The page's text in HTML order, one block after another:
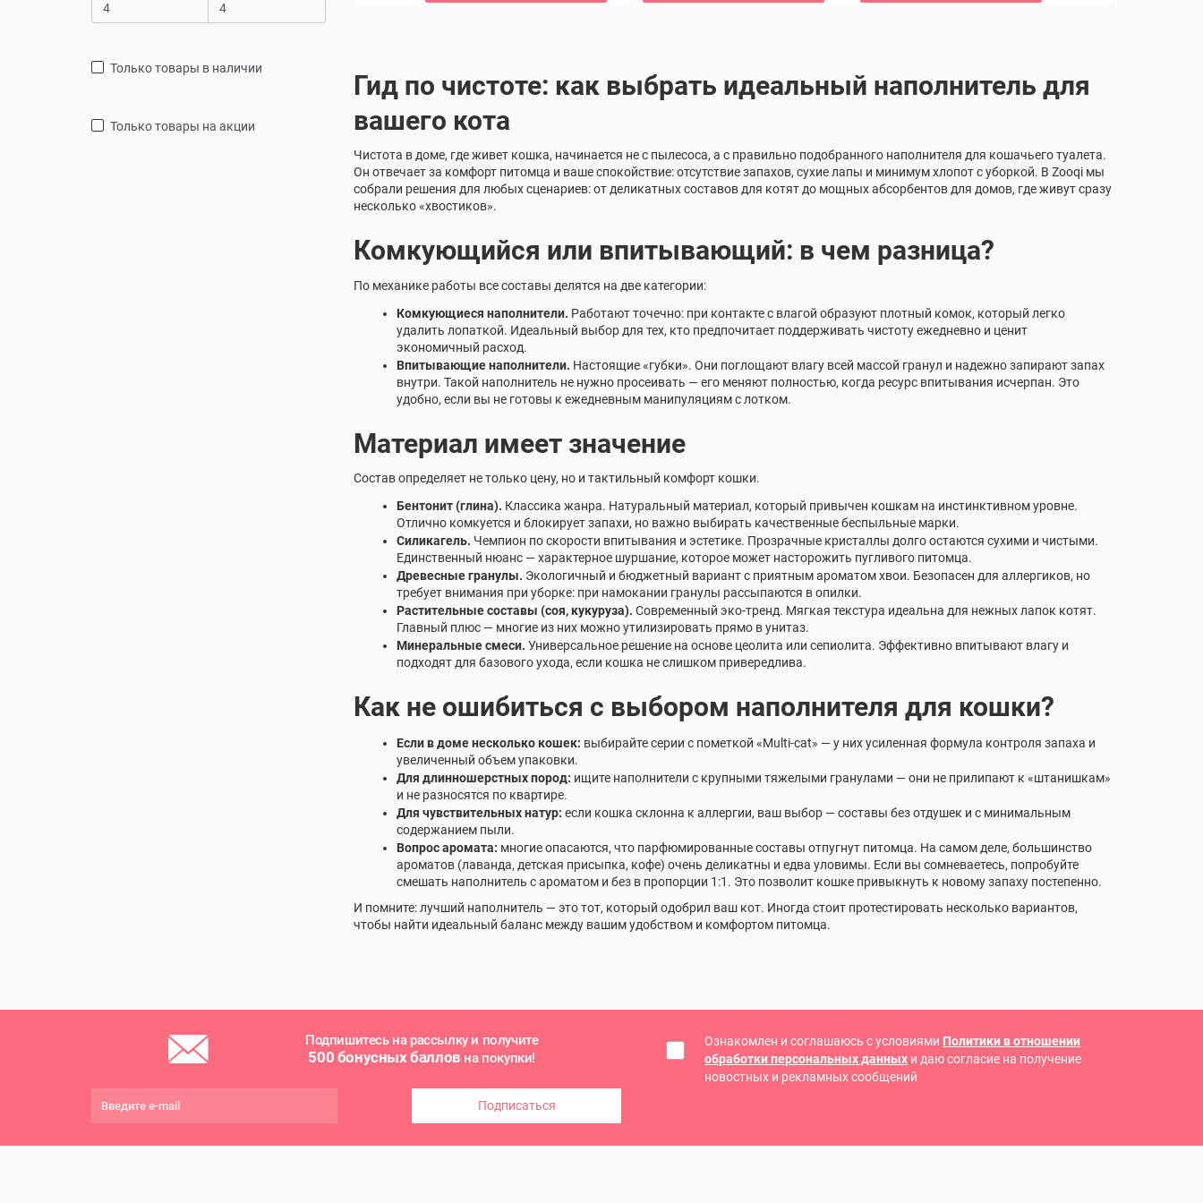
только товары в наличии
только товары на акции
Гид по чистоте: как выбрать идеальный наполнитель для
вашего кота
Чистота в доме, где живет кошка, начинается не с пылесоса, а с правильно подобранного наполнителя для кошачьего туалета.
Он отвечает за комфорт питомца и ваше спокойствие: отсутствие запахов, сухие лапы и минимум хлопот с уборкой. В Zooqi мы
собрали решения для любых сценариев: от деликатных составов для котят до мощных абсорбентов для домов, где живут сразу
несколько «хвостиков».
Комкующийся или впитывающий: в чем разница?
По механике работы все составы делятся на две категории:
Комкующиеся наполнители. Работают точечно: при контакте с влагой образуют плотный комок, который легко
удалить лопаткой. Идеальный выбор для тех, кто предпочитает поддерживать чистоту ежедневно и ценит
экономичный расход.
Впитывающие наполнители. Настоящие «губки». Они поглощают влагу всей массой гранул и надежно запирают запах
внутри. Такой наполнитель не нужно просеивать — его меняют полностью, когда ресурс впитывания исчерпан. Это
удобно, если вы не готовы к ежедневным манипуляциям с лотком.
Материал имеет значение
Состав определяет не только цену, но и тактильный комфорт кошки.
Бентонит (глина). Классика жанра. Натуральный материал, который привычен кошкам на инстинктивном уровне.
Отлично комкуется и блокирует запахи, но важно выбирать качественные беспыльные марки.
Силикагель. Чемпион по скорости впитывания и эстетике. Прозрачные кристаллы долго остаются сухими и чистыми.
Единственный нюанс — характерное шуршание, которое может насторожить пугливого питомца.
Древесные гранулы. Экологичный и бюджетный вариант с приятным ароматом хвои. Безопасен для аллергиков, но
требует внимания при уборке: при намокании гранулы рассыпаются в опилки.
Растительные составы (соя, кукуруза). Современный эко-тренд. Мягкая текстура идеальна для нежных лапок котят.
Главный плюс — многие из них можно утилизировать прямо в унитаз.
Минеральные смеси. Универсальное решение на основе цеолита или сепиолита. Эффективно впитывают влагу и
подходят для базового ухода, если кошка не слишком привередлива.
Как не ошибиться с выбором наполнителя для кошки?
Если в доме несколько кошек: выбирайте серии с пометкой «Multi-cat» — у них усиленная формула контроля запаха и
увеличенный объем упаковки.
Для длинношерстных пород: ищите наполнители с крупными тяжелыми гранулами — они не прилипают к «штанишкам»
и не разносятся по квартире.
Для чувствительных натур: если кошка склонна к аллергии, ваш выбор — составы без отдушек и с минимальным
содержанием пыли.
Вопрос аромата: многие опасаются, что парфюмированные составы отпугнут питомца. На самом деле, большинство
ароматов (лаванда, детская присыпка, кофе) очень деликатны и едва уловимы. Если вы сомневаетесь, попробуйте
смешать наполнитель с ароматом и без в пропорции 1:1. Это позволит кошке привыкнуть к новому запаху постепенно.
И помните: лучший наполнитель — это тот, который одобрил ваш кот. Иногда стоит протестировать несколько вариантов,
чтобы найти идеальный баланс между вашим удобством и комфортом питомца.
Подпишитесь на рассылку и получите
500 бонусных баллов на покупки!
Подписаться
Ознакомлен и соглашаюсь с условиями Политики в отношении
обработки персональных данных и даю согласие на получение
новостных и рекламных сообщений